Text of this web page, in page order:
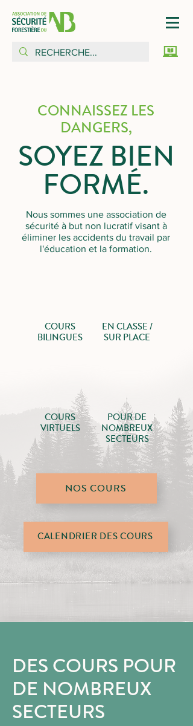
CONNAISSEZ LES
DANGERS,
SOYEZ BIEN
FORMÉ.
Nous sommes une association de
sécurité à but non lucratif visant à
éliminer les accidents du travail par
l'éducation et la formation.
COURS
BILINGUES
COURS
VIRTUELS
EN CLASSE /
SUR PLACE
POUR DE
NOMBREUX
SECTEURS
NOS COURS
CALENDRIER DES COURS
DES COURS POUR
DE NOMBREUX
SECTEURS